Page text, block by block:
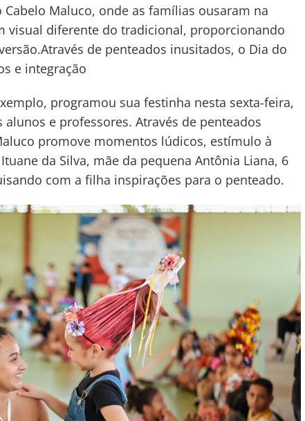
Maluco, onde as famílias ousaram na
visual diferente do tradicional, proporcionando
de penteados inusitados, o Dia do
e integração
programou sua festinha nesta sexta-feira,
e professores. Através de penteados
promove momentos lúdicos, estímulo à
da Silva, mãe da pequena Antônia Liana, 6
com a filha inspirações para o penteado.